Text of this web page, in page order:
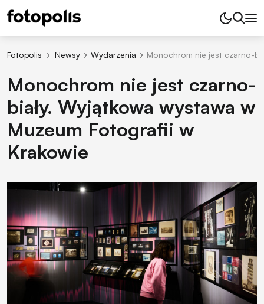
Fotopolis Newsy Wydarzenia Monochrom nie jest czarno-
Monochrom nie jest czarno-
biały. Wyjątkowa wystawa w
Muzeum Fotografii w
Krakowie